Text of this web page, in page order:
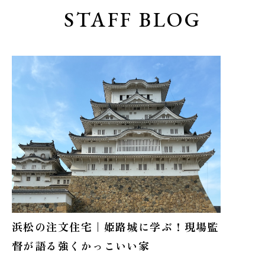
STAFF BLOG
家づくりレポート
浜松で建てる注文住宅｜木漏れ日と風を